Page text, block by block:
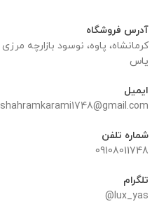
آدرس فروشگاه
یاس
ایمیل
shahramkarami1748@gmail.com
شماره تلفن
09108011748
تلگرام
lux_yas@